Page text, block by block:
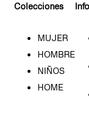
Colecciones
MUJER
HOMBRE
NIÑOS
HOME